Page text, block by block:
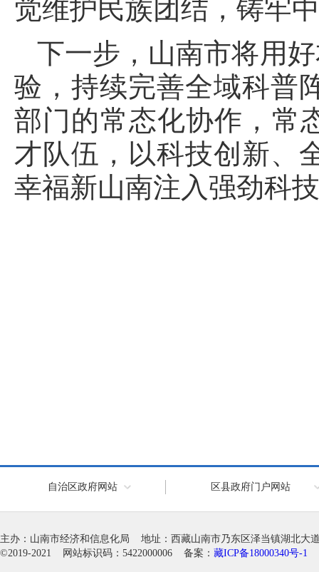
觉维护民族团结，铸牢
下一步，山南市将用
验，持续完善全域科普
部门的常态化协作，常
才队伍，以科技创新、
幸福新山南注入强劲科
自治区政府网站 区县政府门户网站
主办：山南市经济和信息化局 地址：西藏山南市乃东区泽当镇湖北大
©2019-2021 网站标识码：5422000006 备案： 藏ICP备18000340号-1